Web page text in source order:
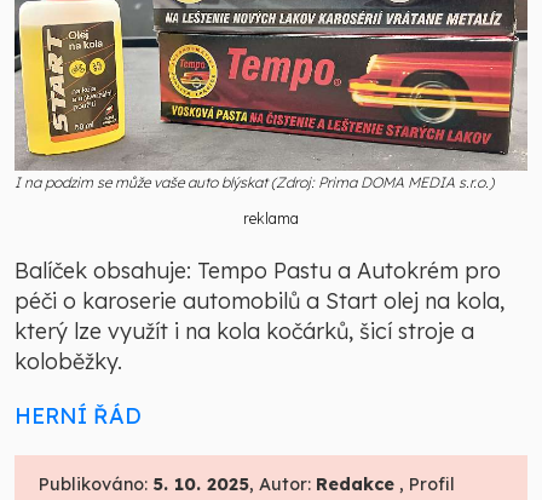
I na podzim se může vaše auto blýskat (Zdroj: Prima DOMA MEDIA s.r.o.)
reklama
Balíček obsahuje: Tempo Pastu a Autokrém pro
péči o karoserie automobilů a Start olej na kola,
který lze využít i na kola kočárků, šicí stroje a
koloběžky.
HERNÍ ŘÁD
Publikováno: 5. 10. 2025, Autor: Redakce , Profil